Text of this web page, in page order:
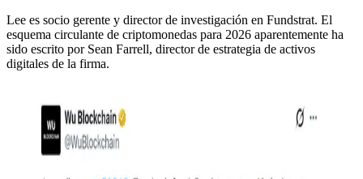
Lee es socio gerente y director de investigación en Fundstrat. El
esquema circulante de criptomonedas para 2026 aparentemente ha
sido escrito por Sean Farrell, director de estrategia de activos
digitales de la firma.